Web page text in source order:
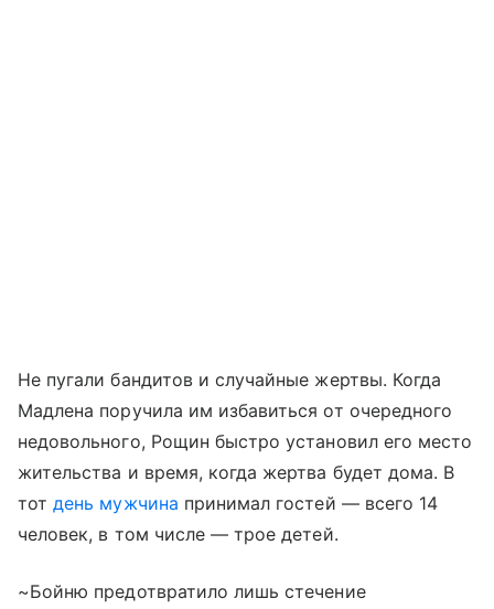
Не пугали бандитов и случайные жертвы. Когда
Мадлена поручила им избавиться от очередного
недовольного, Рощин быстро установил его место
жительства и время, когда жертва будет дома. В
тотдень мужчина принимал гостей — всего 14
человек, в том числе — трое детей.
~Бойню предотвратило лишь стечение